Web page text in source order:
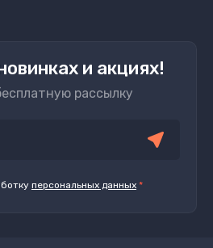
и акциях!
рассылку
персональных данных *